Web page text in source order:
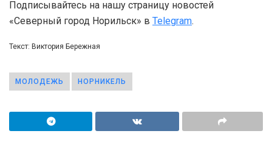
Подписывайтесь на нашу страницу новостей
«Северный город Норильск» в Telegram.
Текст: Виктория Бережная
МОЛОДЕЖЬ НОРНИКЕЛЬ